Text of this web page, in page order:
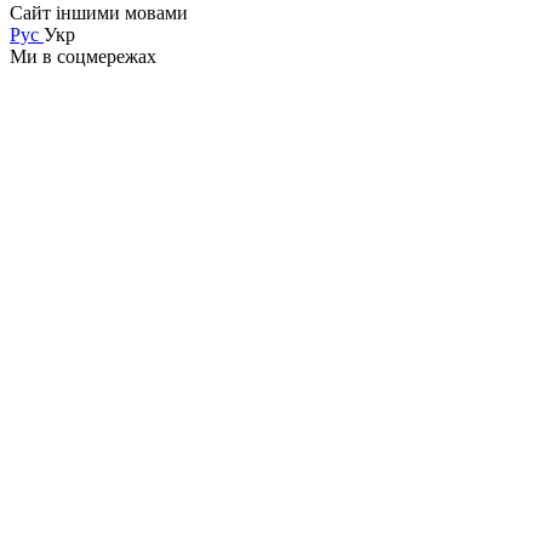
Сайт іншими мовами
Рус Укр
Ми в соцмережах